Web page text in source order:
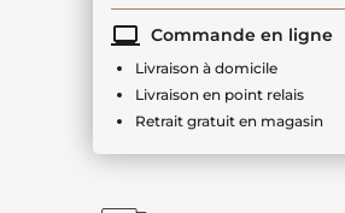
Commande en ligne
Livraison à domicile
Livraison en point relais
Retrait gratuit en magasin